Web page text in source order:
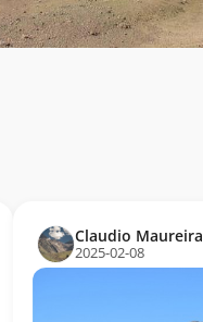
Claudio Maureira
2025-02-08